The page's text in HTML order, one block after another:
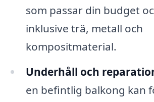
som passar din budget
inklusive trä, metall och
kompositmaterial.
Underhåll och
en befintlig balkong kan